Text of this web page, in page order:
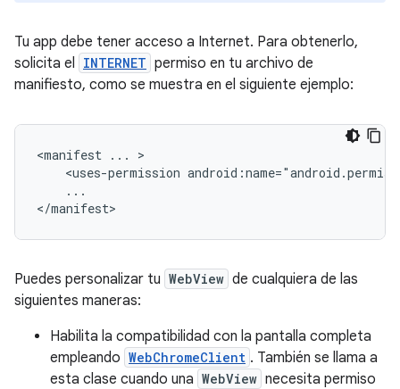
Tu app debe tener acceso a Internet. Para obtenerlo,
solicita el INTERNET permiso en tu archivo de
manifiesto, como se muestra en el siguiente ejemplo:
<manifest ...
<uses-permission
...
</manifest>
Puedes personalizar tu WebView de cualquiera de las
siguientes maneras:
Habilita la compatibilidad con la pantalla completa
empleando WebChromeClient . También se llama a
esta clase cuando una WebView necesita permiso